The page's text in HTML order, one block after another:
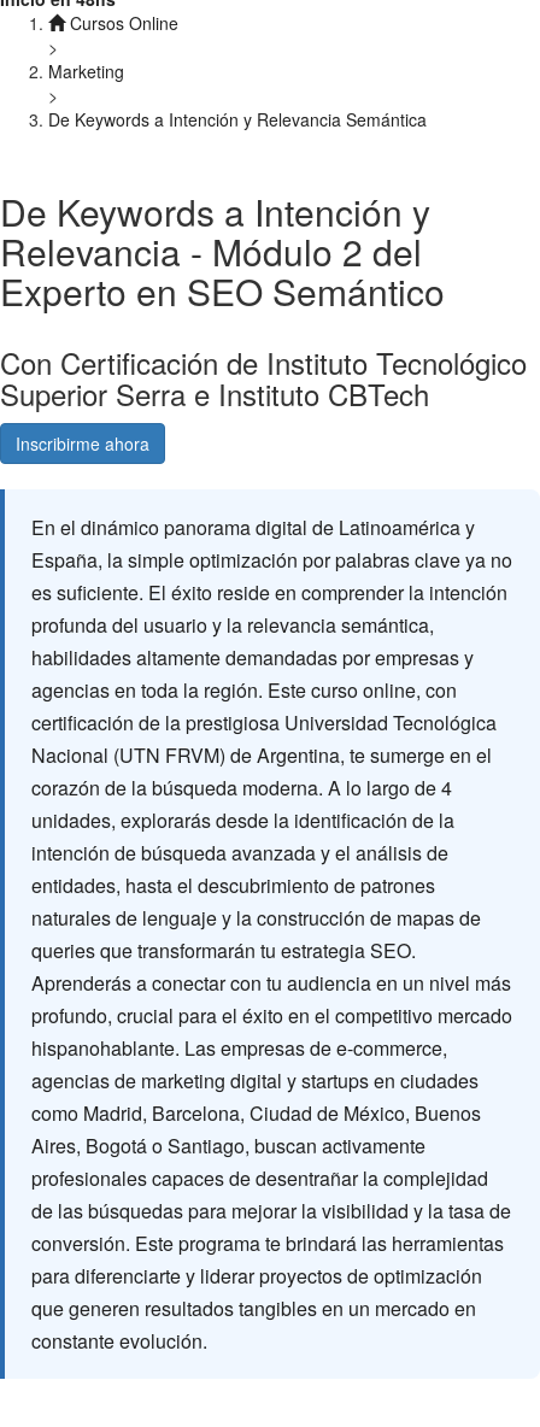
Cursos Online
>
Marketing
>
De Keywords a Intención y Relevancia Semántica
De Keywords a Intención y
Relevancia - Módulo 2 del
Experto en SEO Semántico
Con Certificación de Instituto Tecnológico
Superior Serra e Instituto CBTech
Inscribirme ahora
En el dinámico panorama digital de Latinoamérica y
España, la simple optimización por palabras clave ya no
es suficiente. El éxito reside en comprender la intención
profunda del usuario y la relevancia semántica,
habilidades altamente demandadas por empresas y
agencias en toda la región. Este curso online, con
certificación de la prestigiosa Universidad Tecnológica
Nacional (UTN FRVM) de Argentina, te sumerge en el
corazón de la búsqueda moderna. A lo largo de 4
unidades, explorarás desde la identificación de la
intención de búsqueda avanzada y el análisis de
entidades, hasta el descubrimiento de patrones
naturales de lenguaje y la construcción de mapas de
queries que transformarán tu estrategia SEO.
Aprenderás a conectar con tu audiencia en un nivel más
profundo, crucial para el éxito en el competitivo mercado
hispanohablante. Las empresas de e-commerce,
agencias de marketing digital y startups en ciudades
como Madrid, Barcelona, Ciudad de México, Buenos
Aires, Bogotá o Santiago, buscan activamente
profesionales capaces de desentrañar la complejidad
de las búsquedas para mejorar la visibilidad y la tasa de
conversión. Este programa te brindará las herramientas
para diferenciarte y liderar proyectos de optimización
que generen resultados tangibles en un mercado en
constante evolución.